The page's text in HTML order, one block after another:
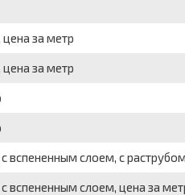
за метр
за метр
вспененным слоем, с
вспененным слоем, цена за